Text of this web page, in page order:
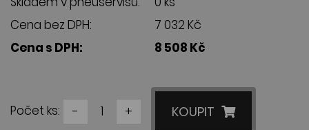
Cena bez DPH:
7 032 Kč
Cena s DPH:
8 508 Kč
Počet ks: - + KOUPIT